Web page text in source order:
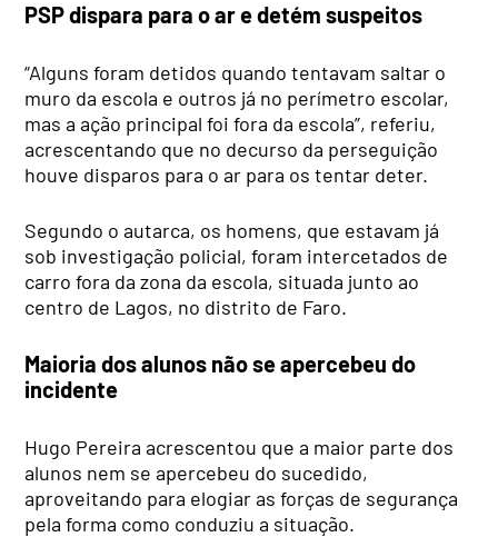
PSP dispara para o ar e detém suspeitos
“Alguns foram detidos quando tentavam saltar o
muro da escola e outros já no perímetro escolar,
mas a ação principal foi fora da escola”, referiu,
acrescentando que no decurso da perseguição
houve disparos para o ar para os tentar deter.
Segundo o autarca, os homens, que estavam já
sob investigação policial, foram intercetados de
carro fora da zona da escola, situada junto ao
centro de Lagos, no distrito de Faro.
Maioria dos alunos não se apercebeu do
incidente
Hugo Pereira acrescentou que a maior parte dos
alunos nem se apercebeu do sucedido,
aproveitando para elogiar as forças de segurança
pela forma como conduziu a situação.